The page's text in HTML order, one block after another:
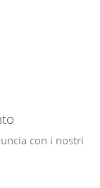
con i nostri